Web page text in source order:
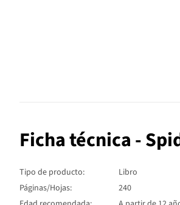
Ficha técnica -
Tipo de producto:
Libro
Páginas/Hojas:
240